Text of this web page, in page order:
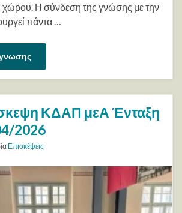
χώρου. Η σύνδεση της γνώσης με την
πάντα …
ΚΔΑΠ μεΑ Ένταξη
2026
Επισκέψεις